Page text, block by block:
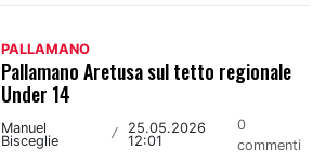
PALLAMANO
Pallamano Aretusa sul tetto regionale
Under 14
Manuel
Bisceglie
/
25.05.2026
12:01
0
commenti